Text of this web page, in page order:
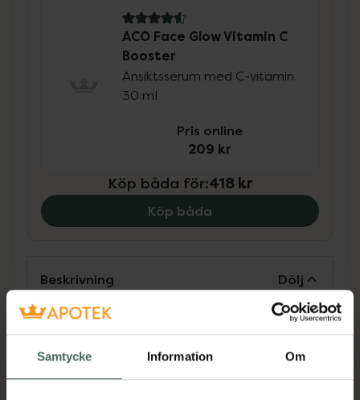
Samtycke Information Om
4.6 av 5 i omdöme
ACO Face Glow Vitamin C
Booster
Ansiktsserum med C-vitamin
30 ml
Pris online
209 kr
Köp båda för:418 kr
Köp båda
Beskrivning Dölj
•Jämnar ut fina linjer och rynkor
•Stärker hudbarriären